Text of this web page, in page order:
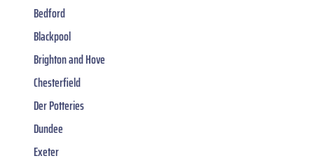
Bedford
Blackpool
Brighton and Hove
Chesterfield
Der Potteries
Dundee
Exeter